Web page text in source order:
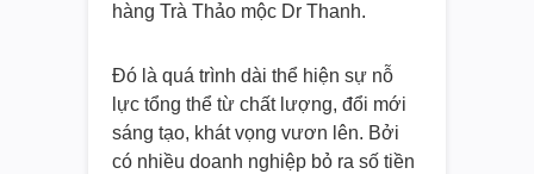
hàng Trà Thảo mộc Dr Thanh.
Đó là quá trình dài thể hiện sự nỗ
lực tổng thể từ chất lượng, đổi mới
sáng tạo, khát vọng vươn lên. Bởi
có nhiều doanh nghiệp bỏ ra số tiền